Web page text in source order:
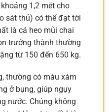
1,2 mét cho
sát thủ) có thể đạt tới
là cá heo mũi chai
trưởng thành thường
từ 150 đến 650 kg.
thường có màu xám
ở bụng, giúp ngụy
nước. Chúng không